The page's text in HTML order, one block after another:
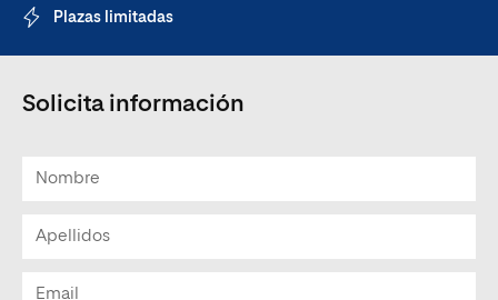
Plazas limitadas
Solicita información